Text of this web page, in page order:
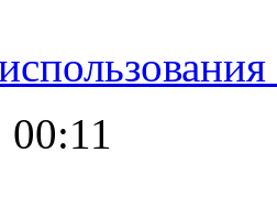
00:11